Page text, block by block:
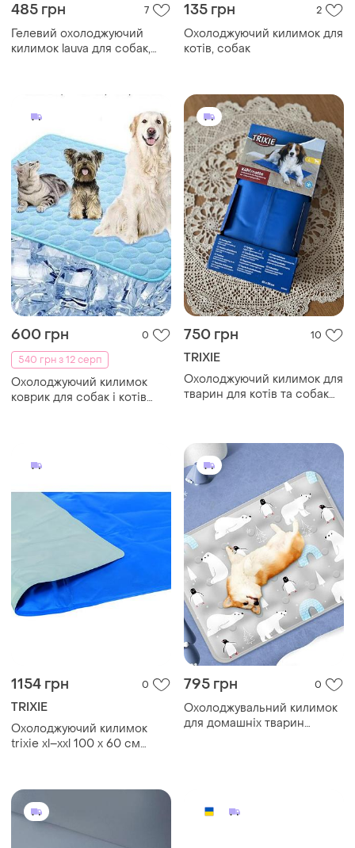
485 грн 7
Гелевий охолоджуючий
килимок lauva для собак,
135 грн 2
Охолоджуючий килимок для
котів, собак
600 грн
0
540 грн з 12 серп
Охолоджуючий килимок
коврик для собак і котів
750 грн 10
TRIXIE
Охолоджуючий килимок для
тварин для котів та собак
1154 грн 0
TRIXIE
Охолоджуючий килимок
trixie xl–xxl 100 х 60 см
795 грн 0
Охолоджувальний килимок
для домашніх тварин